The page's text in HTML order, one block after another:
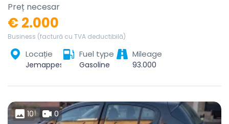
Preț necesar
€ 2.000
Business (factură cu TVA deductibilă)
Locație Fuel type
Gasoline
Mileage
93.000
10 0